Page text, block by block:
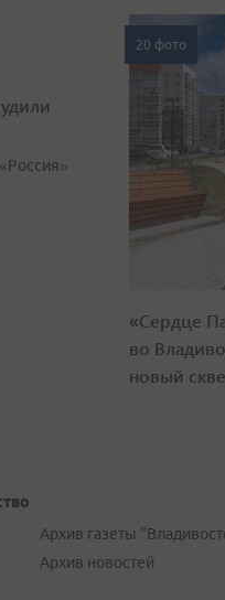
20 фото
«Сердце
во
новый
Архив газеты
Архив новостей